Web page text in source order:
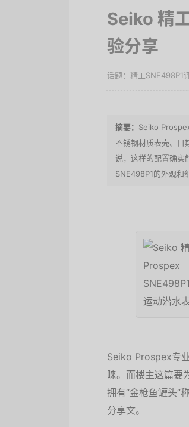
Seiko 精
验分享
精工SNE498P1
Seiko
不锈钢材质表壳、日
说，这样的配置确
SNE498P1的外观和
Seiko Prospex专
睐。而楼主这篇要
拥有“金枪鱼罐头”
分享文。